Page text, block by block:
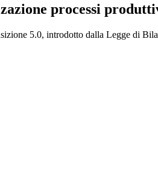
processi
5.0, introdotto dalla Legge di